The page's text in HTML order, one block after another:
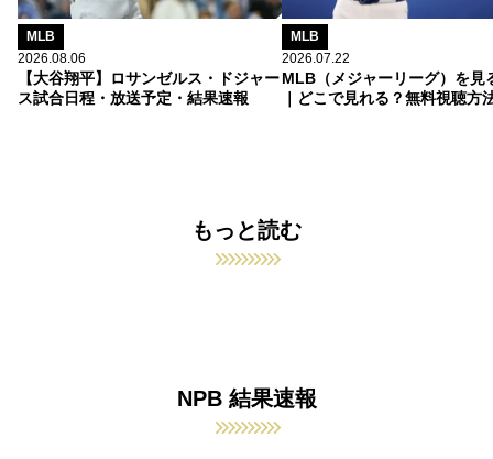
MLB
2026.08.06
【大谷翔平】ロサンゼルス・ドジャー
ス試合日程・放送予定・結果速報
MLB
2026.07.22
MLB（メジャーリーグ）を見
｜どこで見れる？無料視聴方
もっと読む
NPB 結果速報